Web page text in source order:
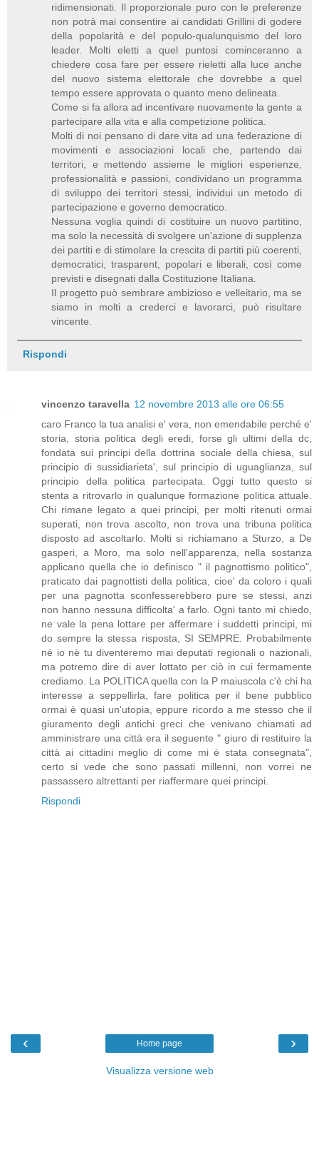
ridimensionati. Il proporzionale puro con le preferenze
non potrà mai consentire ai candidati Grillini di godere
della popolarità e del populo-qualunquismo del loro
leader. Molti eletti a quel puntosi cominceranno a
chiedere cosa fare per essere rieletti alla luce anche
del nuovo sistema elettorale che dovrebbe a quel
tempo essere approvata o quanto meno delineata.
Come si fa allora ad incentivare nuovamente la gente a
partecipare alla vita e alla competizione politica.
Molti di noi pensano di dare vita ad una federazione di
movimenti e associazioni locali che, partendo dai
territori, e mettendo assieme le migliori esperienze,
professionalità e passioni, condividano un programma
di sviluppo dei territori stessi, individui un metodo di
partecipazione e governo democratico.
Nessuna voglia quindi di costituire un nuovo partitino,
ma solo la necessità di svolgere un'azione di supplenza
dei partiti e di stimolare la crescita di partiti più coerenti,
democratici, trasparent, popolari e liberali, così come
previsti e disegnati dalla Costituzione Italiana.
Il progetto può sembrare ambizioso e velleitario, ma se
siamo in molti a crederci e lavorarci, può risultare
vincente.
Rispondi
vincenzo taravella 12 novembre 2013 alle ore 06:55
caro Franco la tua analisi e' vera, non emendabile perché e'
storia, storia politica degli eredi, forse gli ultimi della dc,
fondata sui principi della dottrina sociale della chiesa, sul
principio di sussidiarieta', sul principio di uguaglianza, sul
principio della politica partecipata. Oggi tutto questo si
stenta a ritrovarlo in qualunque formazione politica attuale.
Chi rimane legato a quei principi, per molti ritenuti ormai
superati, non trova ascolto, non trova una tribuna politica
disposto ad ascoltarlo. Molti si richiamano a Sturzo, a De
gasperi, a Moro, ma solo nell'apparenza, nella sostanza
applicano quella che io definisco " il pagnottismo politico",
praticato dai pagnottisti della politica, cioe' da coloro i quali
per una pagnotta sconfesserebbero pure se stessi, anzi
non hanno nessuna difficolta' a farlo. Ogni tanto mi chiedo,
ne vale la pena lottare per affermare i suddetti principi, mi
do sempre la stessa risposta, SI SEMPRE. Probabilmente
né io nè tu diventeremo mai deputati regionali o nazionali,
ma potremo dire di aver lottato per ciò in cui fermamente
crediamo. La POLITICA quella con la P maiuscola c'è chi ha
interesse a seppellirla, fare politica per il bene pubblico
ormai è quasi un'utopia, eppure ricordo a me stesso che il
giuramento degli antichi greci che venivano chiamati ad
amministrare una città era il seguente " giuro di restituire la
città ai cittadini meglio di come mi è stata consegnata",
certo si vede che sono passati millenni, non vorrei ne
passassero altrettanti per riaffermare quei principi.
Rispondi
‹ ›
Home page
Visualizza versione web